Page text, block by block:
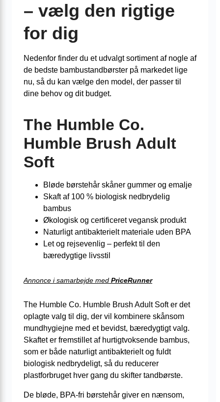
– vælg den rigtige
for dig
Nedenfor finder du et udvalgt sortiment af nogle af
de bedste bambustandbørster på markedet lige
nu, så du kan vælge den model, der passer til
dine behov og dit budget.
The Humble Co.
Humble Brush Adult
Soft
Bløde børstehår skåner gummer og emalje
Skaft af 100 % biologisk nedbrydelig
bambus
Økologisk og certificeret vegansk produkt
Naturligt antibakterielt materiale uden BPA
Let og rejsevenlig – perfekt til den
bæredygtige livsstil
Annonce i samarbejde med PriceRunner
The Humble Co. Humble Brush Adult Soft er det
oplagte valg til dig, der vil kombinere skånsom
mundhygiejne med et bevidst, bæredygtigt valg.
Skaftet er fremstillet af hurtigtvoksende bambus,
som er både natur­ligt antibakterielt og fuldt
biologisk nedbrydeligt, så du reducerer
plastforbruget hver gang du skifter tandbørste.
De bløde, BPA-fri børstehår giver en nænsom,